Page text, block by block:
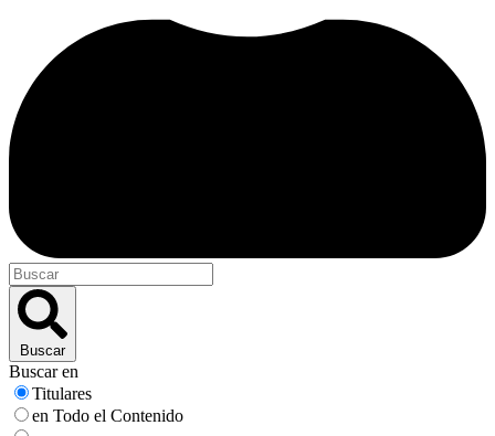
Buscar
Buscar en
Titulares
en Todo el Contenido